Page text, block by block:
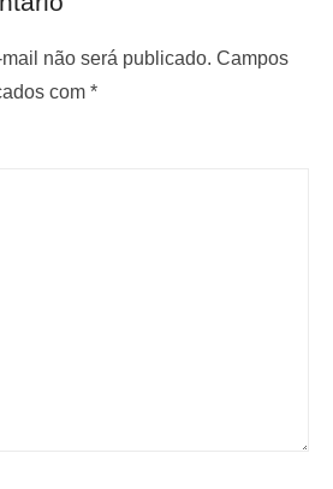
não será publicado. Campos
com *